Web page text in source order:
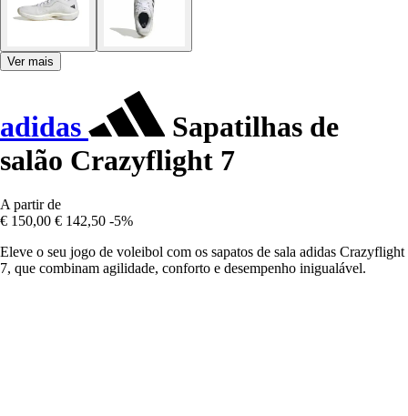
Ver mais
adidas
Sapatilhas de
salão Crazyflight 7
A partir de
€ 150,00 € 142,50 -5%
Eleve o seu jogo de voleibol com os sapatos de sala adidas Crazyflight
7, que combinam agilidade, conforto e desempenho inigualável.